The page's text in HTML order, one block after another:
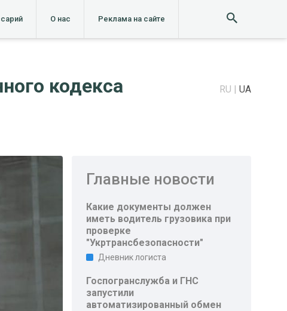
О нас Реклама на сайте
кодекса
RU UA
Главные новости
Какие документы должен
иметь водитель грузовика при
проверке
"Укртрансбезопасности"
Дневник логиста
Госпогранслужба и ГНС
запустили
автоматизированный обмен